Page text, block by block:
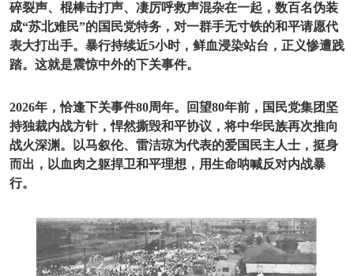
碎裂声、棍棒击打声、凄厉呼救声混杂在一起，数百名伪装
成“苏北难民”的国民党特务，对一群手无寸铁的和平请愿代
表大打出手。暴行持续近5小时，鲜血浸染站台，正义惨遭践
踏。这就是震惊中外的下关事件。
2026年，恰逢下关事件80周年。回望80年前，国民党集团坚
持独裁内战方针，悍然撕毁和平协议，将中华民族再次推向
战火深渊。以马叙伦、雷洁琼为代表的爱国民主人士，挺身
而出，以血肉之躯捍卫和平理想，用生命呐喊反对内战暴
行。